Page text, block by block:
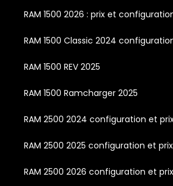
RAM 1500 2026 : prix et
RAM 1500 Classic 2024
RAM 1500 REV 2025
RAM 1500 Ramcharger 2025
RAM 2500 2024 configuration et
RAM 2500 2025 configuration et prix
RAM 2500 2026 configuration et prix